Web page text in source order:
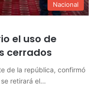
Nacional
el uso de
cerrados
de la república, confirmó
retirará el…